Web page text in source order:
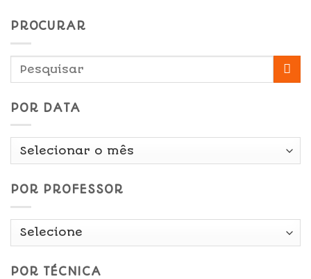
PROCURAR
POR DATA
Por
POR PROFESSOR
POR TÉCNICA